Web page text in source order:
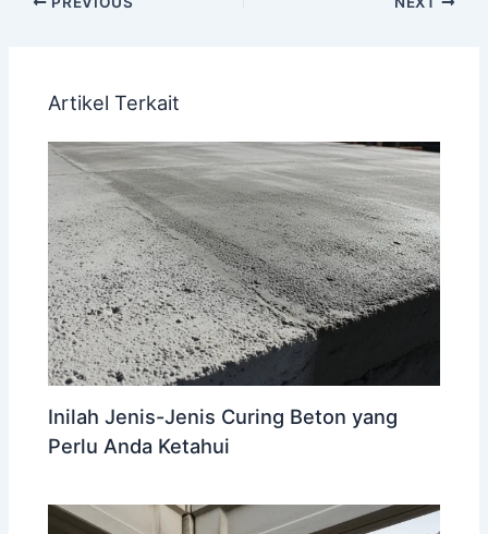
Artikel Terkait
Inilah Jenis-Jenis Curing Beton yang
Perlu Anda Ketahui